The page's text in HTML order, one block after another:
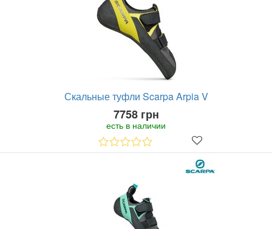
Скальные туфли Scarpa Arpia V
7758 грн
есть в наличии